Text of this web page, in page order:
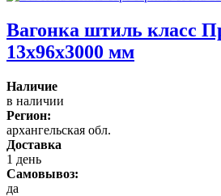
Вагонка штиль класс
13x96x3000 мм
Наличие
в наличии
Регион:
архангельская обл.
Доставка
1 день
Самовывоз:
да